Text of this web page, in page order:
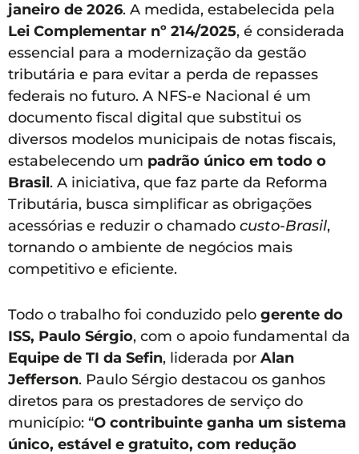
janeiro de 2026. A medida, estabelecida pela
Lei Complementar nº 214/2025, é considerada
essencial para a modernização da gestão
tributária e para evitar a perda de repasses
federais no futuro. A NFS-e Nacional é um
documento fiscal digital que substitui os
diversos modelos municipais de notas fiscais,
estabelecendo um padrão único em todo o
Brasil. A iniciativa, que faz parte da Reforma
Tributária, busca simplificar as obrigações
acessórias e reduzir o chamado custo-Brasil,
tornando o ambiente de negócios mais
competitivo e eficiente.
Todo o trabalho foi conduzido pelo gerente do
ISS, Paulo Sérgio, com o apoio fundamental da
Equipe de TI da Sefin, liderada por Alan
Jefferson. Paulo Sérgio destacou os ganhos
diretos para os prestadores de serviço do
município: “O contribuinte ganha um sistema
único, estável e gratuito, com redução